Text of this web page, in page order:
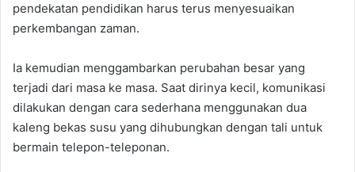
pendekatan pendidikan harus terus menyesuaikan
perkembangan zaman.
Ia kemudian menggambarkan perubahan besar yang
terjadi dari masa ke masa. Saat dirinya kecil, komunikasi
dilakukan dengan cara sederhana menggunakan dua
kaleng bekas susu yang dihubungkan dengan tali untuk
bermain telepon-teleponan.